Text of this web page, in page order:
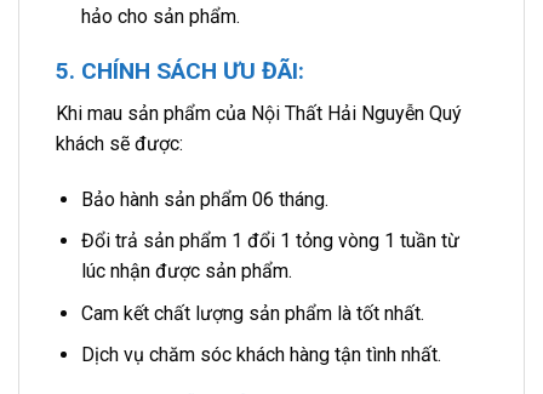
hảo cho sản phẩm.
5. CHÍNH SÁCH ƯU ĐÃI:
Khi mau sản phẩm của Nội Thất Hải Nguyễn Quý
khách sẽ được:
Bảo hành sản phẩm 06 tháng.
Đổi trả sản phẩm 1 đổi 1 tỏng vòng 1 tuần từ
lúc nhận được sản phẩm.
Cam kết chất lượng sản phẩm là tốt nhất.
Dịch vụ chăm sóc khách hàng tận tình nhất.